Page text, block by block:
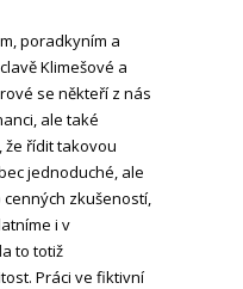
poradkyním a
Klimešové a
se někteří z nás
ale také
že řídit takovou
jednoduché, ale
zkušeností,
i v
to totiž
Práci ve fiktivní